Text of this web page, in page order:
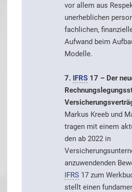
vor allem aus
unerheblichen
fachlichen,
Aufwand beim
Modelle.
7. IFRS 17 – Der
Markus Kreeb und
tragen mit einem
den ab 2022 in
anzuwendenden
IFRS 17 zum
stellt einen